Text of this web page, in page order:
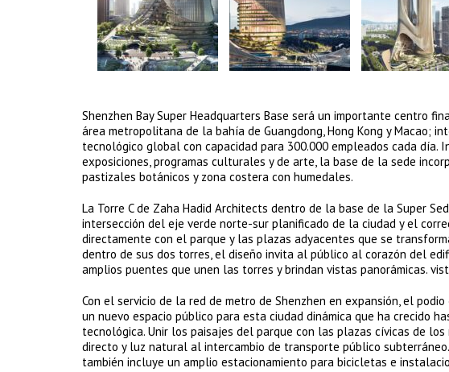
Shenzhen Bay Super Headquarters Base será un importante centro
área metropolitana de la bahía de Guangdong, Hong Kong y Macao;
tecnológico global con capacidad para 300.000 empleados cada
exposiciones, programas culturales y de arte, la base de la sede
pastizales botánicos y zona costera con humedales.
La Torre C de Zaha Hadid Architects dentro de la base de la Super
intersección del eje verde norte-sur planificado de la ciudad y el
directamente con el parque y las plazas adyacentes que se
dentro de sus dos torres, el diseño invita al público al corazón del
amplios puentes que unen las torres y brindan vistas panorámicas.
Con el servicio de la red de metro de Shenzhen en expansión, el
un nuevo espacio público para esta ciudad dinámica que ha crecido
tecnológica. Unir los paisajes del parque con las plazas cívicas de
directo y luz natural al intercambio de transporte público
también incluye un amplio estacionamiento para bicicletas e